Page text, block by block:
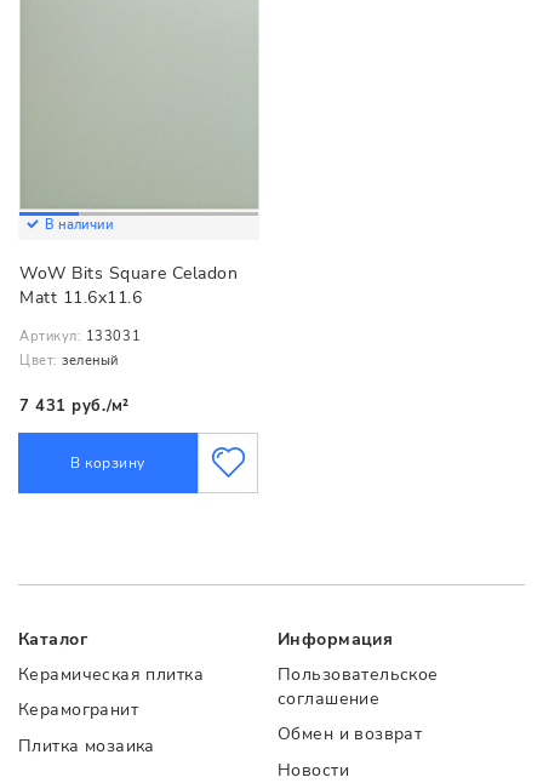
В наличии
WoW Bits Square Celadon
Matt 11.6x11.6
Артикул: 133031
Цвет: зеленый
7 431 руб./м²
В корзину
Каталог
Керамическая плитка
Керамогранит
Плитка мозаика
Информация
Пользовательское
соглашение
Обмен и возврат
Новости